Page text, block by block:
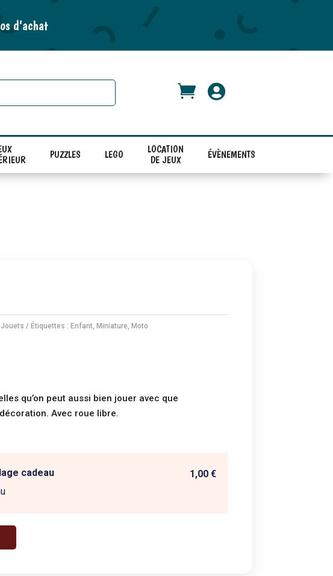
d’achat
 
PUZZLES LEGO
LOCATION
DE JEUX
ÉVÈNEMENTS
Jouets Étiquettes : Enfant, Miniature, Moto
qu’on peut aussi bien jouer avec que
Avec roue libre.
cadeau
1,00 €